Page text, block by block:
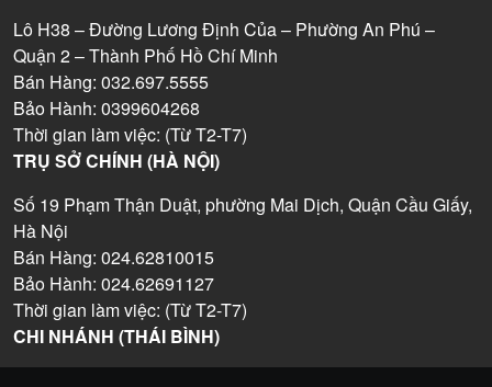
Lô H38 – Đường Lương Định Của – Phường An Phú –
Quận 2 – Thành Phố Hồ Chí Minh
Bán Hàng: 032.697.5555
Bảo Hành: 0399604268
Thời gian làm việc: (Từ T2-T7)
TRỤ SỞ CHÍNH (HÀ NỘI)
Số 19 Phạm Thận Duật, phường Mai Dịch, Quận Cầu Giấy,
Hà Nội
Bán Hàng: 024.62810015
Bảo Hành: 024.62691127
Thời gian làm việc: (Từ T2-T7)
CHI NHÁNH (THÁI BÌNH)